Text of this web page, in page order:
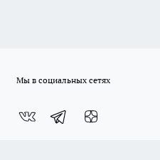
Мы в социальных сетях